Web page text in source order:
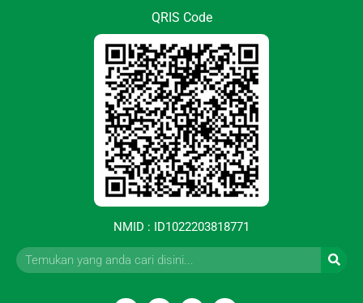
QRIS Code
NMID : ID1022203818771